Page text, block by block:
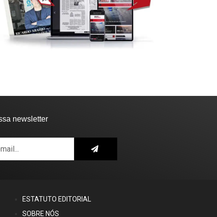
newsletter
ESTATUTO EDITORIAL
SOBRE NÓS